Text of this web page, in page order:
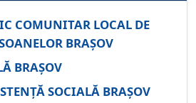
COMUNITAR LOCAL DE
BRAȘOV
BRAȘOV
SOCIALĂ BRAȘOV